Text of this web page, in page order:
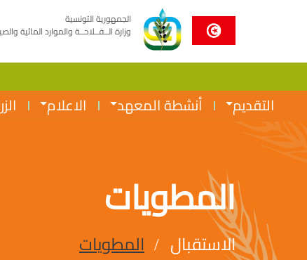
الجمهورية التونسية
وزارة الــفــلاحــة والموارد المائية
التقديم أنشطة المعهد الاعلام
المطويات
الاستقبال المطويات